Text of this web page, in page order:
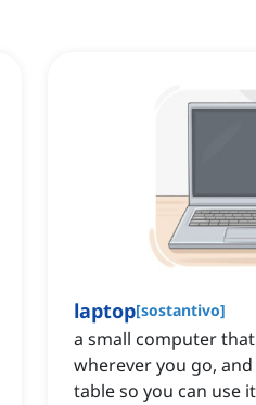
laptop[sostantivo]
a small computer
wherever you go,
table so you can use it